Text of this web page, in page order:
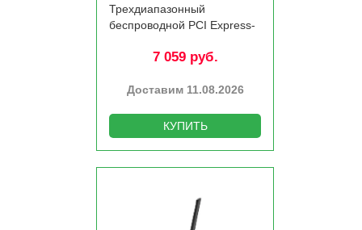
Трехдиапазонный
беспроводной PCI Express-
поддержкой Bluetooth 5.4
7 059 руб.
Доставим 11.08.2026
КУПИТЬ